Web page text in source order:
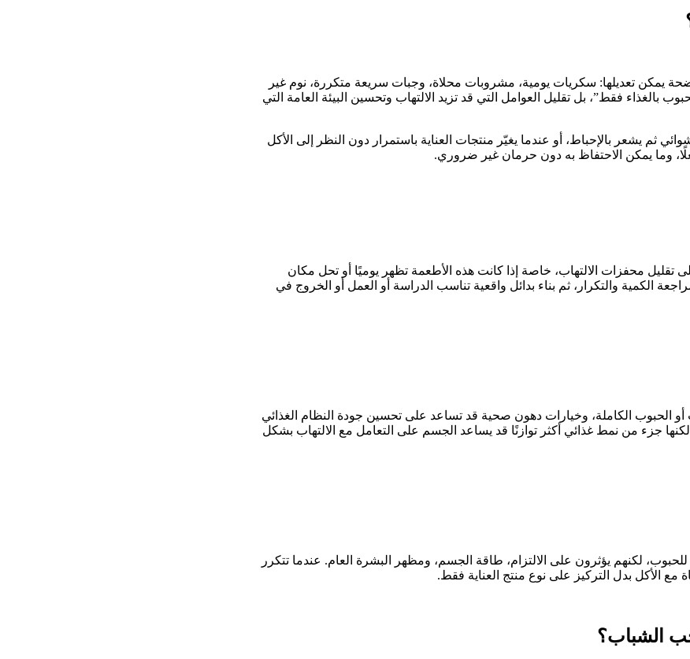
يمكن تعديلها: سكريات يومية، مشروبات محلاة، وجبات سريعة متكررة، نوم غير
فقط”، بل تقليل العوامل التي قد تزيد الالتهاب وتحسين البيئة العامة التي
يشعر بالإحباط، أو عندما يغيّر منتجات العناية باستمرار دون النظر إلى الأكل
وما يمكن الاحتفاظ به دون حرمان غير ضروري.
محفزات الالتهاب، خاصة إذا كانت هذه الأطعمة تظهر يوميًا أو تحل مكان
الكمية والتكرار، ثم بناء بدائل واقعية تناسب الدراسة أو العمل أو الخروج في
الحبوب الكاملة، وخيارات دهون صحية قد تساعد على تحسين جودة النظام الغذائي
جزء من نمط غذائي أكثر توازنًا قد يساعد الجسم على التعامل مع الالتهاب بشكل
لكنهم يؤثرون على الالتزام، طاقة الجسم، ومظهر البشرة العام. عندما تتكرر
الأكل بدل التركيز على نوع منتج العناية فقط.
الشباب؟